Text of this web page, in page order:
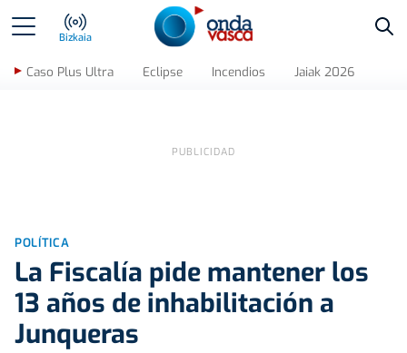
Bizkaia
Caso Plus Ultra Eclipse Incendios Jaiak 2026
POLÍTICA
La Fiscalía pide mantener los
13 años de inhabilitación a
Junqueras